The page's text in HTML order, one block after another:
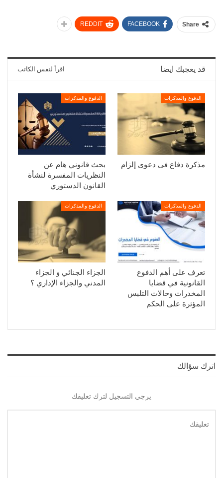
Share
FACEBOOK
REDDIT
قد يعجبك ايضا اقرأ لنفس الكاتب
الدفوع والمذكرات
مذكرة دفاع فى دعوى إلزام
الدفوع والمذكرات
بحث قانوني هام عن
النظريات المفسرة لنشأة
القانون الدستوري
الدفوع والمذكرات
تعرف على أهم الدفوع
القانونية في قضايا
المخدرات وحالات التلبس
المؤثرة على الحكم
الدفوع والمذكرات
الجزاء الجنائي و الجزاء
المدني والجزاء الإداري ؟
اترك سؤالك
يرجي التسجيل لترك تعليقك